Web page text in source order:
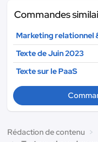
Commandes
Marketing relationnel
Texte de Juin 2023
Texte sur le PaaS
Rédaction de contenu